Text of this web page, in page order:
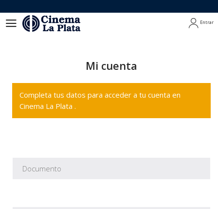
Entrar
Mi cuenta
Completa tus datos para acceder a tu cuenta en
Cinema La Plata .